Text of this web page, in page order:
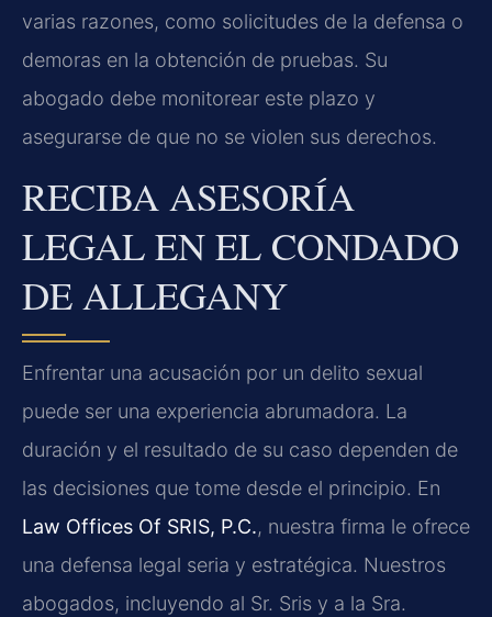
varias razones, como solicitudes de la defensa o
demoras en la obtención de pruebas. Su
abogado debe monitorear este plazo y
asegurarse de que no se violen sus derechos.
RECIBA ASESORÍA
LEGAL EN EL CONDADO
DE ALLEGANY
Enfrentar una acusación por un delito sexual
puede ser una experiencia abrumadora. La
duración y el resultado de su caso dependen de
las decisiones que tome desde el principio. En
Law Offices Of SRIS, P.C., nuestra firma le ofrece
una defensa legal seria y estratégica. Nuestros
abogados, incluyendo al Sr. Sris y a la Sra.